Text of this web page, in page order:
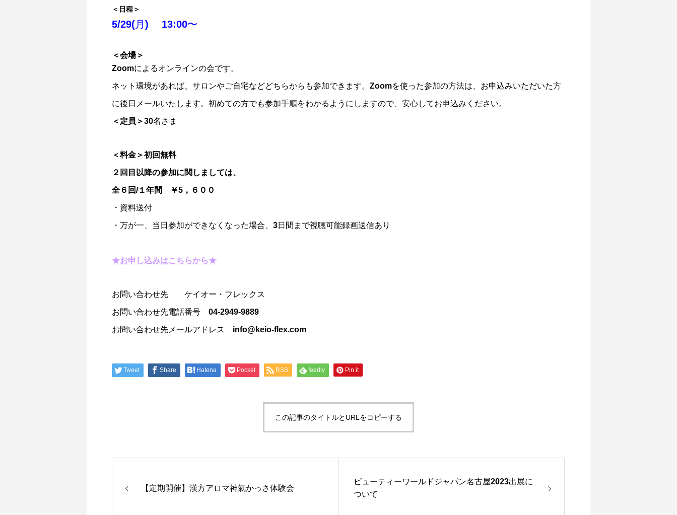
＜日程＞
5/29(月) 13:00〜
＜会場＞
Zoomによるオンラインの会です。
ネット環境があれば、サロンやご自宅などどちらからも参加できます。Zoomを使った参加の方法は、お申込みいただいた方
に後日メールいたします。初めての方でも参加手順をわかるようにしますので、安心してお申込みください。
＜定員＞30名さま
＜料金＞初回無料
２回目以降の参加に関しましては、
全６回/１年間 ￥5，６００
・資料送付
・万が一、当日参加ができなくなった場合、3日間まで視聴可能録画送信あり
★お申し込みはこちらから★
お問い合わせ先 ケイオー・フレックス
お問い合わせ先電話番号 04-2949-9889
お問い合わせ先メールアドレス info@keio-flex.com
Tweet Share Hatena Pocket RSS feedly Pin it
この記事のタイトルとURLをコピーする
​【定期開催】漢方アロマ神氣かっさ体験会
ビューティーワールドジャパン名古屋2023出展に
ついて